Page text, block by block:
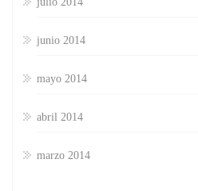
junio 2014
mayo 2014
abril 2014
marzo 2014